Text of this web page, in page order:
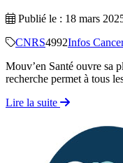
Publié le : 18 mars
CNRS4992Infos
Mouv’en Santé ouvre sa
recherche permet à tous
Lire la suite